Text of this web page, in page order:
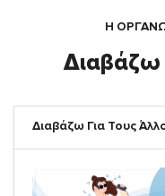
Η
Διαβάζω
Διαβάζω Για Τους